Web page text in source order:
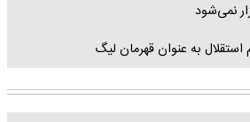
نمی‌شود
به عنوان قهرمان لیگ